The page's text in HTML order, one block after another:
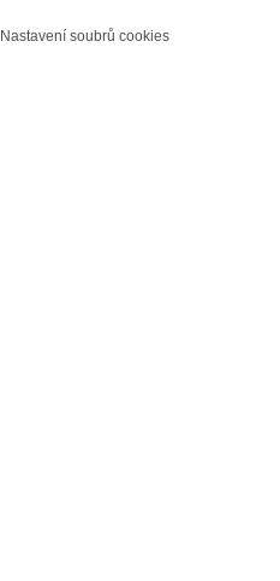
Nastavení soubrů cookies